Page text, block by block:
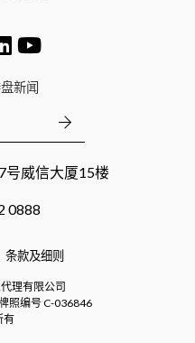
新闻
号威信大厦15楼
0888
条款及细则
理有限公司
照编号C-036846
有